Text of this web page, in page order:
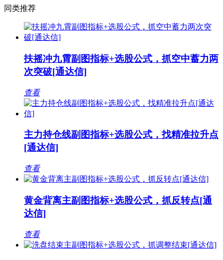
同类推荐
扶摇冲九霄副图指标+选股公式，抓空中蓄力两
次突破[通达信]
查看
主力持仓线副图指标+选股公式，找精准拉升点
[通达信]
查看
黄金背离主副图指标+选股公式，抓反转点[通
达信]
查看